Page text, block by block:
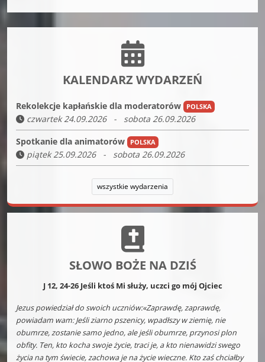
KALENDARZ WYDARZEŃ
Rekolekcje kapłańskie dla moderatorów POLSKA
czwartek 24.09.2026 - sobota 26.09.2026
Spotkanie dla animatorów
POLSKA
piątek 25.09.2026 - sobota 26.09.2026
wszystkie wydarzenia
SŁOWO BOŻE NA DZIŚ
J 12, 24-26 Jeśli ktoś Mi służy, uczci go mój Ojciec
Jezus powiedział do swoich uczniów:«Zaprawdę, zaprawdę,
powiadam wam: Jeśli ziarno pszenicy, wpadłszy w ziemię, nie
obumrze, zostanie samo jedno, ale jeśli obumrze, przynosi plon
obfity. Ten, kto kocha swoje życie, traci je, a kto nienawidzi swego
życia na tym świecie, zachowa je na życie wieczne. Kto zaś chciałby